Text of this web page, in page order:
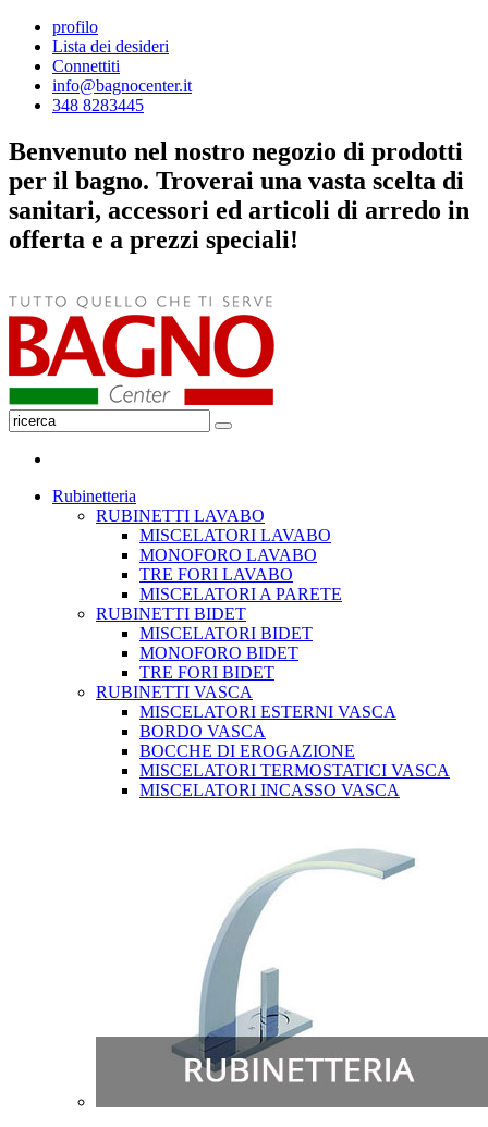
profilo
Lista dei desideri
Connettiti
info@bagnocenter.it
348 8283445
Benvenuto nel nostro negozio di prodotti
per il bagno. Troverai una vasta scelta di
sanitari, accessori ed articoli di arredo in
offerta e a prezzi speciali!
Rubinetteria
RUBINETTI LAVABO
MISCELATORI LAVABO
MONOFORO LAVABO
TRE FORI LAVABO
MISCELATORI A PARETE
RUBINETTI BIDET
MISCELATORI BIDET
MONOFORO BIDET
TRE FORI BIDET
RUBINETTI VASCA
MISCELATORI ESTERNI VASCA
BORDO VASCA
BOCCHE DI EROGAZIONE
MISCELATORI TERMOSTATICI VASCA
MISCELATORI INCASSO VASCA